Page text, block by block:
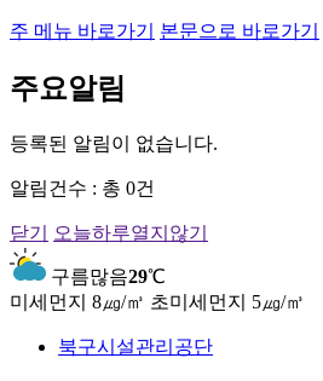
주 메뉴 바로가기 본문으로 바로가기
주요알림
등록된 알림이 없습니다.
알림건수 : 총 0건
닫기 오늘하루열지않기
구름많음29℃
미세먼지 8㎍/㎥ 초미세먼지 5㎍/㎥
북구시설관리공단